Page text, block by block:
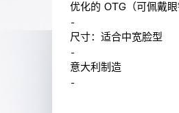
优化的 OTG（可佩戴
-
尺寸：适合中宽脸型
-
意大利制造
-